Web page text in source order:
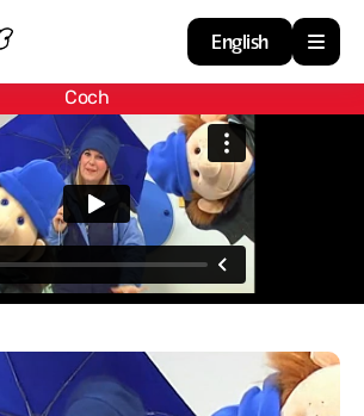
Cartref
Adnoddau
Amdan
Arweiniad
English
Coch